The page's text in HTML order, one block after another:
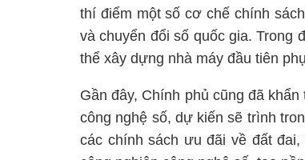
thí điểm một số cơ chế chính
và chuyển đổi số quốc gia. Trong
thể xây dựng nhà máy đầu tiên
Gần đây, Chính phủ cũng đã
công nghệ số, dự kiến sẽ trình
các chính sách ưu đãi về đất